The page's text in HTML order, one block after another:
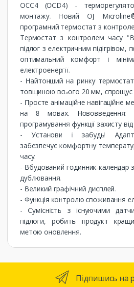
OCC4 (OCD4) -
монтажу. Новий OJ
програмний термостат з
Термостат з контролем часу
підлог з електричним підігрівом,
оптимальний комфорт і
електроенергії.
- Найтонший на ринку
товщиною всього 20 мм, спрощує
- Просте анімаційне навігаційне
на 8 мовах. Нововведення:
програмування функції захисту
- Установи і забудь!
забезпечує комфортну
часу.
- Вбудований годинник-календар
дублювання.
- Великий графічний дисплей.
- Функція контролю споживання
- Сумісність з існуючими
підлоги, робить продукт
метою оновлення.
Підпишись на